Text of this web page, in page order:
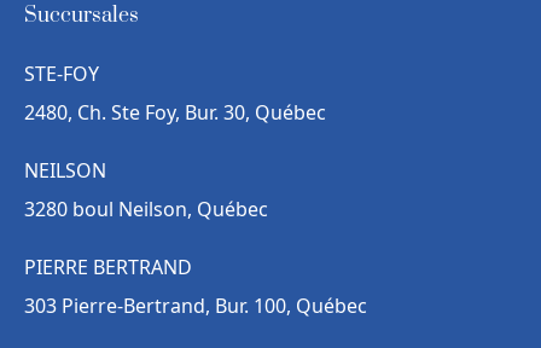
Succursales
STE-FOY
2480, Ch. Ste Foy, Bur. 30, Québec
NEILSON
3280 boul Neilson, Québec
PIERRE BERTRAND
303 Pierre-Bertrand, Bur. 100, Québec